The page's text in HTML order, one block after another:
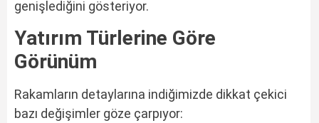
genişlediğini gösteriyor.
Yatırım Türlerine Göre
Görünüm
Rakamların detaylarına indiğimizde dikkat çekici
bazı değişimler göze çarpıyor: